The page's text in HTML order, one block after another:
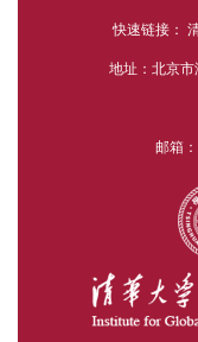
快速链接：
地址：北京
邮箱